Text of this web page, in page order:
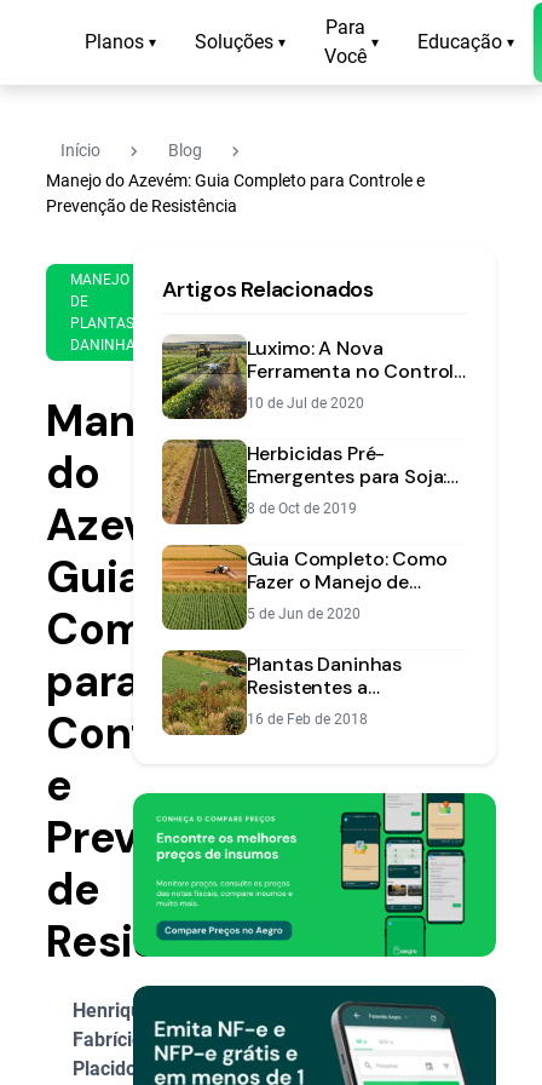
Planos ▾ Soluções ▾
Para
Você
▾ Educação ▾
Início navigate_next Blog navigate_next
Manejo do Azevém: Guia Completo para Controle e
Prevenção de Resistência
MANEJO
DE
PLANTAS
DANINHAS
de
de
2020
min
leitura
Manejo
do
Azevém:
Guia
Completo
para
Controle
e
Prevenção
de
Resistência
Henrique
Fabrício
Placido
Artigos Relacionados
Luximo: A Nova
Ferramenta no Controle
de Plantas Daninhas
Resistentes
10 de Jul de 2020
Herbicidas Pré-
Emergentes para Soja:
O Guia Definitivo para
um Manejo Eficaz
8 de Oct de 2019
Guia Completo: Como
Fazer o Manejo de
Plantas Daninhas no
Trigo
5 de Jun de 2020
Plantas Daninhas
Resistentes a
Herbicidas:
Identificação e Manejo
16 de Feb de 2018